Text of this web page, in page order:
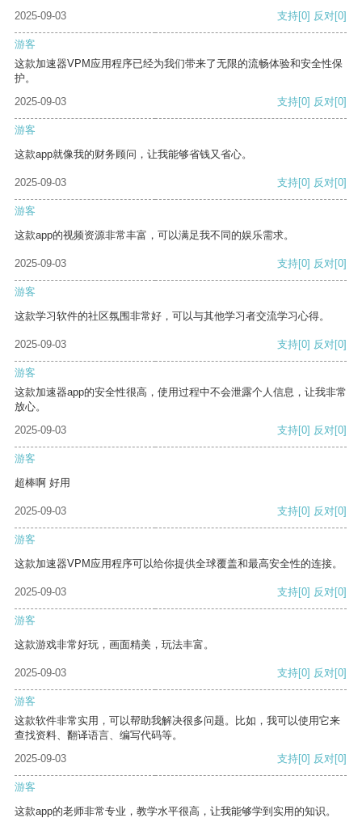
2025-09-03
支持[0] 反对[0]
游客
这款加速器VPM应用程序已经为我们带来了无限的流畅体验和安全性保
护。
2025-09-03
支持[0] 反对[0]
游客
这款app就像我的财务顾问，让我能够省钱又省心。
2025-09-03 支持[0] 反对[0]
游客
这款app的视频资源非常丰富，可以满足我不同的娱乐需求。
2025-09-03 支持[0] 反对[0]
游客
这款学习软件的社区氛围非常好，可以与其他学习者交流学习心得。
2025-09-03 支持[0] 反对[0]
游客
这款加速器app的安全性很高，使用过程中不会泄露个人信息，让我非常
放心。
2025-09-03
支持[0] 反对[0]
游客
超棒啊 好用
2025-09-03 支持[0] 反对[0]
游客
这款加速器VPM应用程序可以给你提供全球覆盖和最高安全性的连接。
2025-09-03 支持[0] 反对[0]
游客
这款游戏非常好玩，画面精美，玩法丰富。
2025-09-03 支持[0] 反对[0]
游客
这款软件非常实用，可以帮助我解决很多问题。比如，我可以使用它来
查找资料、翻译语言、编写代码等。
2025-09-03
支持[0] 反对[0]
游客
这款app的老师非常专业，教学水平很高，让我能够学到实用的知识。